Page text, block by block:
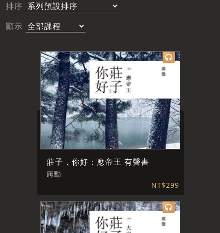
排序
顯示
莊子，你好：應帝王 有聲書
蔣勳
NT$299